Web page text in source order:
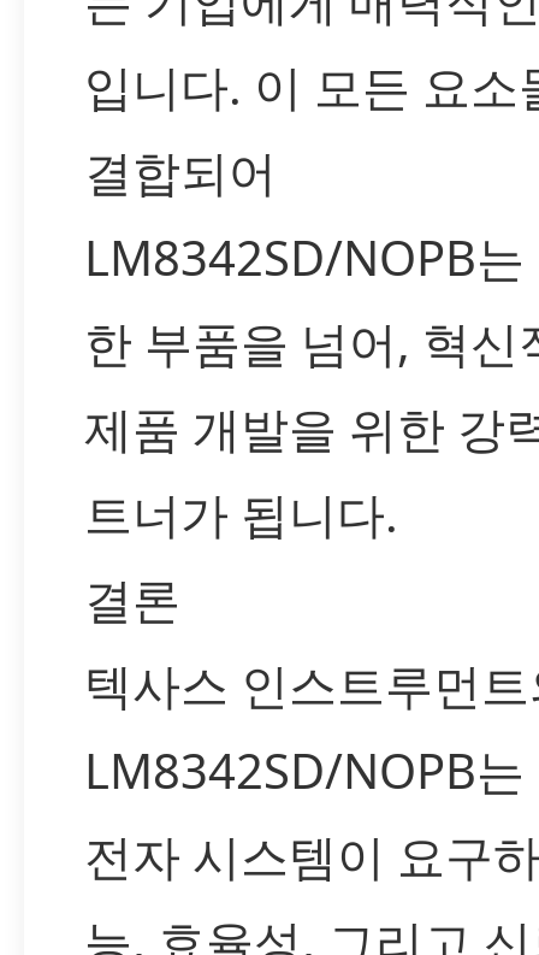
입니다. 이 모든 요소
결합되어
LM8342SD/NOPB는
한 부품을 넘어, 혁신
제품 개발을 위한 강
트너가 됩니다.
결론
텍사스 인스트루먼
LM8342SD/NOPB는
전자 시스템이 요구
능, 효율성, 그리고